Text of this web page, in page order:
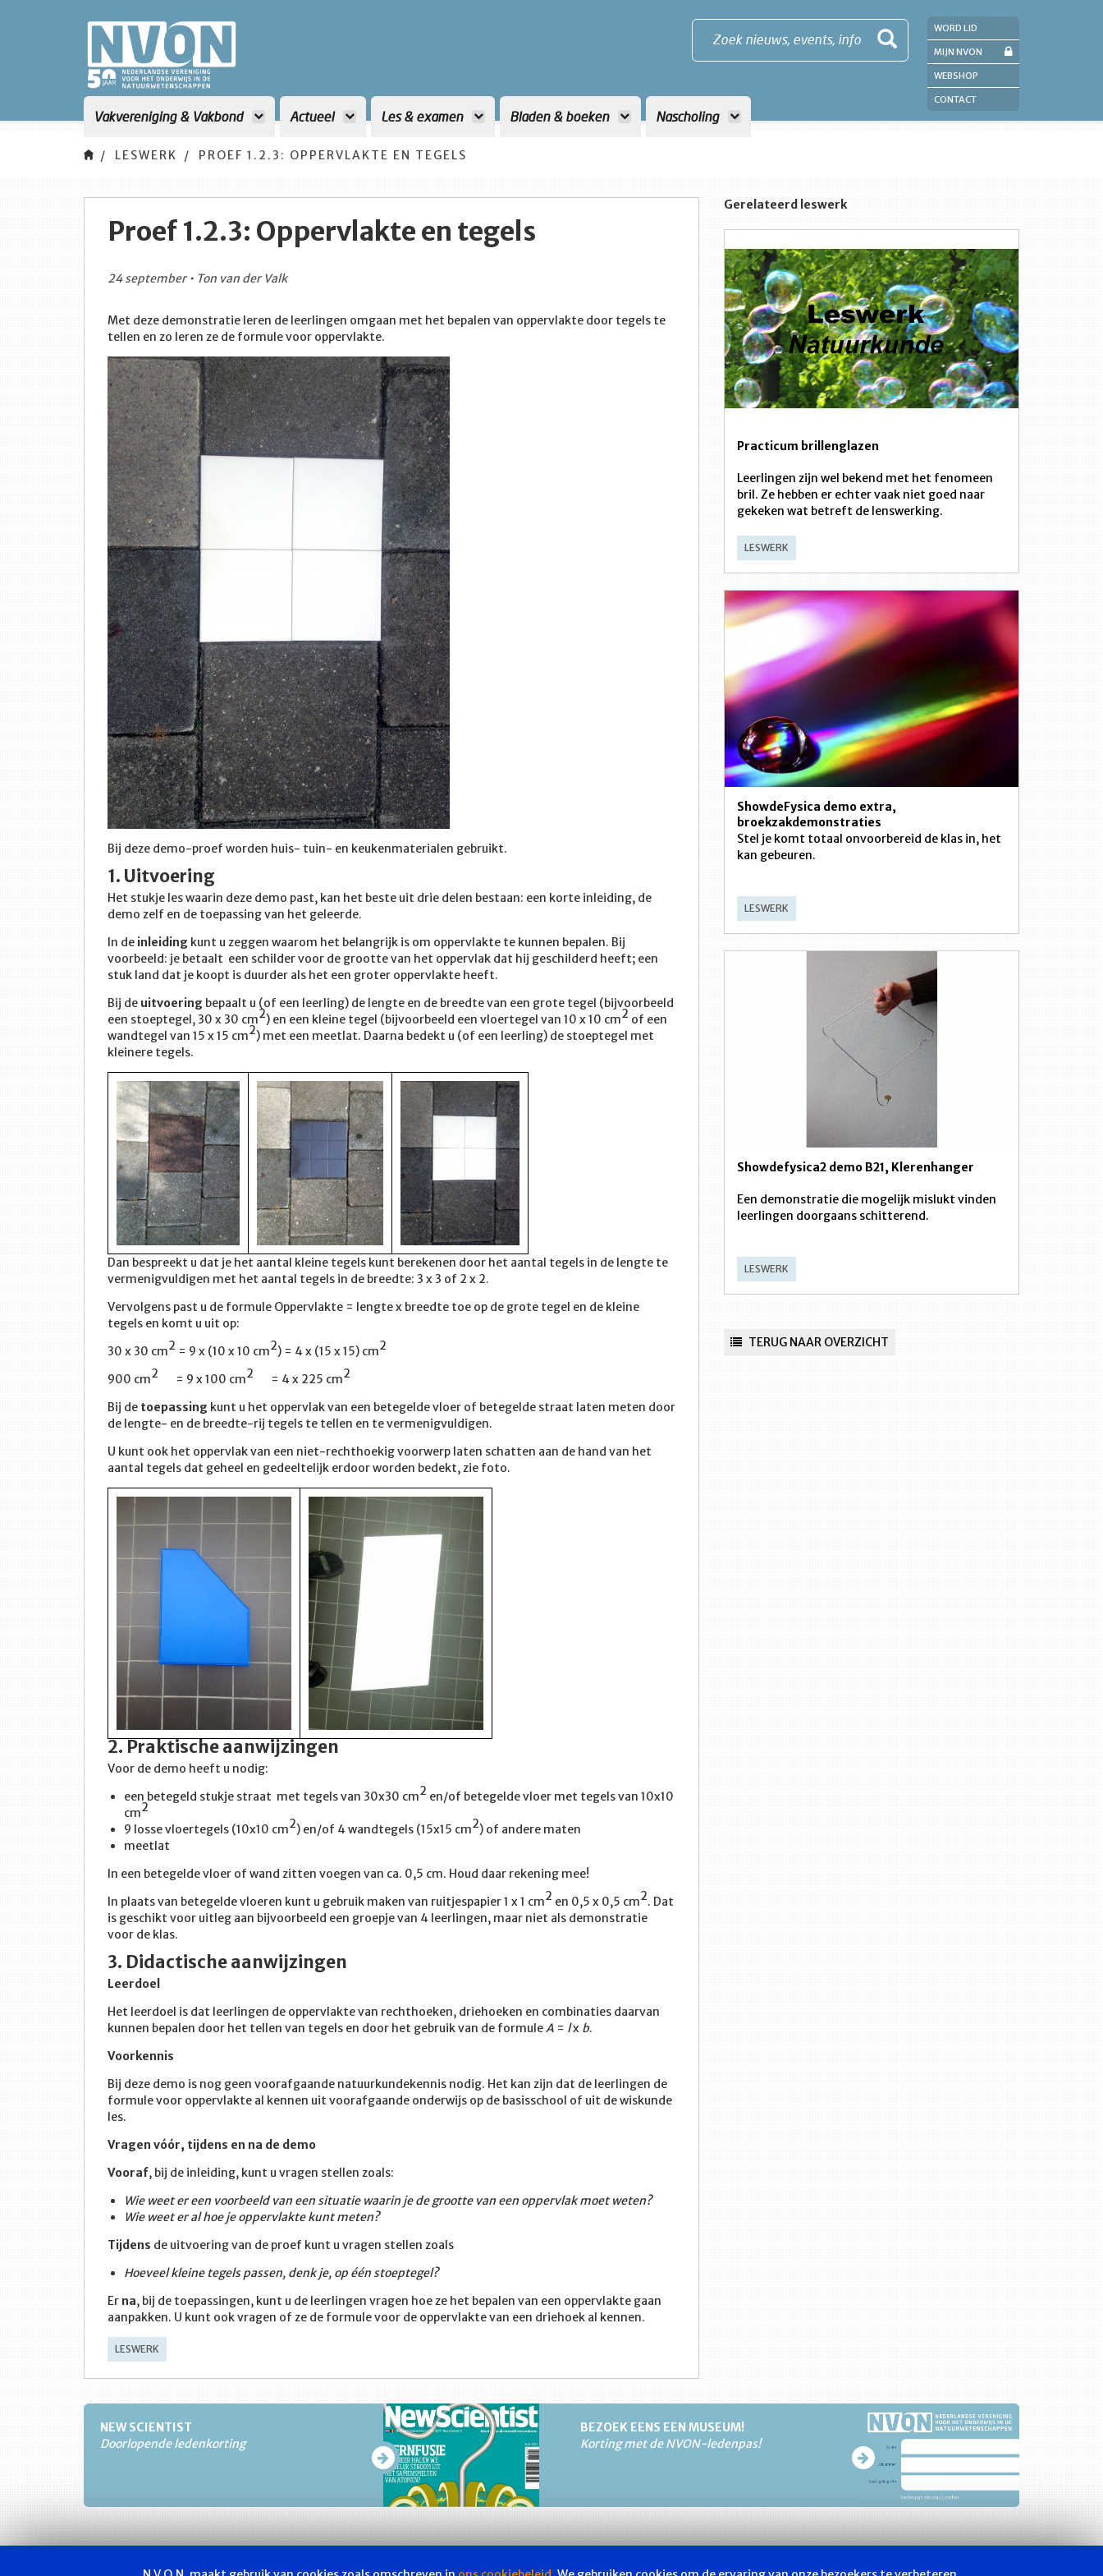
Zoek nieuws, events, info
Vakvereniging & Vakbond Actueel Les & examen Bladen & boeken Nascholing
WORD LID
MIJN NVON
WEBSHOP
CONTACT
LESWERK PROEF 1.2.3: OPPERVLAKTE EN TEGELS
Proef 1.2.3: Oppervlakte en tegels
24 september • Ton van der Valk
Met deze demonstratie leren de leerlingen omgaan met het bepalen van oppervlakte door tegels te
tellen en zo leren ze de formule voor oppervlakte.
Bij deze demo-proef worden huis- tuin- en keukenmaterialen gebruikt.
1. Uitvoering
Het stukje les waarin deze demo past, kan het beste uit drie delen bestaan: een korte inleiding, de
demo zelf en de toepassing van het geleerde.
In de inleiding kunt u zeggen waarom het belangrijk is om oppervlakte te kunnen bepalen. Bij
voorbeeld: je betaalt een schilder voor de grootte van het oppervlak dat hij geschilderd heeft; een
stuk land dat je koopt is duurder als het een groter oppervlakte heeft.
Bij de uitvoering bepaalt u (of een leerling) de lengte en de breedte van een grote tegel (bijvoorbeeld
een stoeptegel, 30 x 30 cm2) en een kleine tegel (bijvoorbeeld een vloertegel van 10 x 10 cm2 of een
wandtegel van 15 x 15 cm2) met een meetlat. Daarna bedekt u (of een leerling) de stoeptegel met
kleinere tegels.
Dan bespreekt u dat je het aantal kleine tegels kunt berekenen door het aantal tegels in de lengte te
vermenigvuldigen met het aantal tegels in de breedte: 3 x 3 of 2 x 2.
Vervolgens past u de formule Oppervlakte = lengte x breedte toe op de grote tegel en de kleine
tegels en komt u uit op:
30 x 30 cm2 = 9 x (10 x 10 cm2) = 4 x (15 x 15) cm2
900 cm2 = 9 x 100 cm2 = 4 x 225 cm2
Bij de toepassing kunt u het oppervlak van een betegelde vloer of betegelde straat laten meten door
de lengte- en de breedte-rij tegels te tellen en te vermenigvuldigen.
U kunt ook het oppervlak van een niet-rechthoekig voorwerp laten schatten aan de hand van het
aantal tegels dat geheel en gedeeltelijk erdoor worden bedekt, zie foto.
2. Praktische aanwijzingen
Voor de demo heeft u nodig:
een betegeld stukje straat met tegels van 30x30 cm2 en/of betegelde vloer met tegels van 10x10
cm2
9 losse vloertegels (10x10 cm2) en/of 4 wandtegels (15x15 cm2) of andere maten
meetlat
In een betegelde vloer of wand zitten voegen van ca. 0,5 cm. Houd daar rekening mee!
In plaats van betegelde vloeren kunt u gebruik maken van ruitjespapier 1 x 1 cm2 en 0,5 x 0,5 cm2. Dat
is geschikt voor uitleg aan bijvoorbeeld een groepje van 4 leerlingen, maar niet als demonstratie
voor de klas.
3. Didactische aanwijzingen
Leerdoel
Het leerdoel is dat leerlingen de oppervlakte van rechthoeken, driehoeken en combinaties daarvan
kunnen bepalen door het tellen van tegels en door het gebruik van de formuleA = lx b.
Voorkennis
Bij deze demo is nog geen voorafgaande natuurkundekennis nodig. Het kan zijn dat de leerlingen de
formule voor oppervlakte al kennen uit voorafgaande onderwijs op de basisschool of uit de wiskunde
les.
Vragen vóór, tijdens en na de demo
Vooraf, bij de inleiding, kunt u vragen stellen zoals:
Wie weet er een voorbeeld van een situatie waarin je de grootte van een oppervlak moet weten?
Wie weet er al hoe je oppervlakte kunt meten?
Tijdens de uitvoering van de proef kunt u vragen stellen zoals
Hoeveel kleine tegels passen, denk je, op één stoeptegel?
Er na, bij de toepassingen, kunt u de leerlingen vragen hoe ze het bepalen van een oppervlakte gaan
aanpakken. U kunt ook vragen of ze de formule voor de oppervlakte van een driehoek al kennen.
LESWERK
Gerelateerd leswerk
Practicum brillenglazen
Leerlingen zijn wel bekend met het fenomeen
bril. Ze hebben er echter vaak niet goed naar
gekeken wat betreft de lenswerking.
LESWERK
ShowdeFysica demo extra,
broekzakdemonstraties
Stel je komt totaal onvoorbereid de klas in, het
kan gebeuren.
LESWERK
Showdefysica2 demo B21, Klerenhanger
Een demonstratie die mogelijk mislukt vinden
leerlingen doorgaans schitterend.
LESWERK
TERUG NAAR OVERZICHT
NEW SCIENTIST
Doorlopende ledenkorting
BEZOEK EENS EEN MUSEUM!
Korting met de NVON-ledenpas!